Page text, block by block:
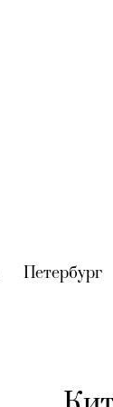
Петербург